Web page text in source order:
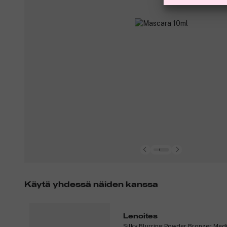
Käytä yhdessä näiden kanssa
Lenoites